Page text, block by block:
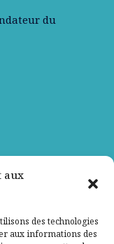
aux
des technologies
aux informations des
du